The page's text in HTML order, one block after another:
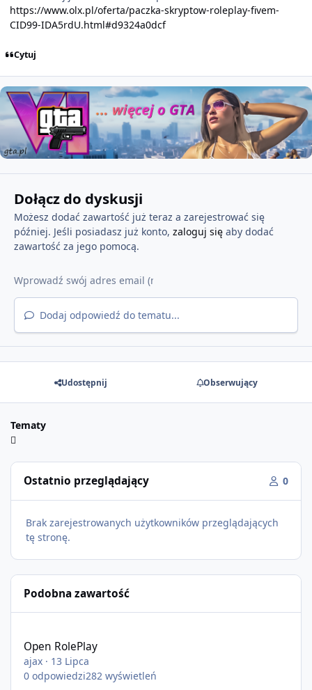
https://www.olx.pl/oferta/paczka-skryptow-roleplay-fivem-
CID99-IDA5rdU.html#d9324a0dcf
Cytuj
Dołącz do dyskusji
Możesz dodać zawartość już teraz a zarejestrować się
później. Jeśli posiadasz już konto, zaloguj sięaby dodać
zawartość za jego pomocą.
Dodaj odpowiedź do tematu...
Udostępnij Obserwujący
Tematy
Ostatnio przeglądający 0
Brak zarejestrowanych użytkowników przeglądających
tę stronę.
Podobna zawartość
Open RolePlay
ajax · 13 Lipca
0 odpowiedzi282 wyświetleń